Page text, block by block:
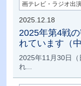
画テレビ・ラジオ出
2025.12.18
2025年第4戦
れています（
2025年11月30日（
れ...